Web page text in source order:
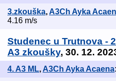
3.zkouška,A3Ch Ayka
4.16 m/s
Studenec u Trutnova -
A3 zkoušky, 30. 12.
4. A3 ML, A3Ch Ayka Acaena